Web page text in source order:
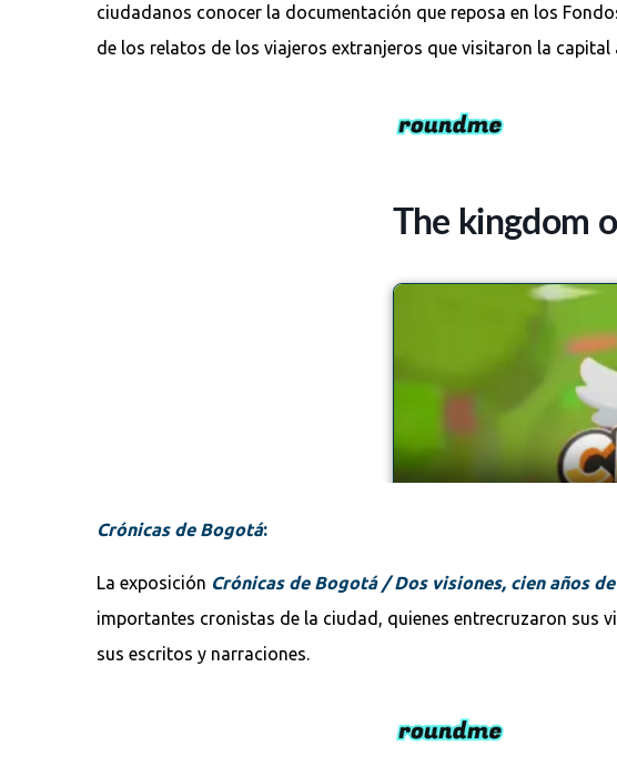
ciudadanos conocer la documentación que reposa en los
de los relatos de los viajeros extranjeros que visitaron la capital
Crónicas de Bogotá:
La exposición Crónicas de Bogotá / Dos visiones, cien años
importantes cronistas de la ciudad, quienes entrecruzaron sus
sus escritos y narraciones.